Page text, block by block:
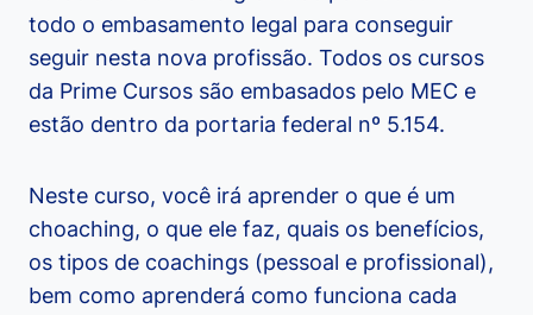
todo o embasamento legal para conseguir
seguir nesta nova profissão. Todos os cursos
da Prime Cursos são embasados pelo MEC e
estão dentro da portaria federal nº 5.154.
Neste curso, você irá aprender o que é um
choaching, o que ele faz, quais os benefícios,
os tipos de coachings (pessoal e profissional),
bem como aprenderá como funciona cada